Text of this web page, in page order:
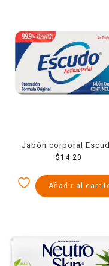
Jabón corporal
antibacterial
$14.20
Añadir al